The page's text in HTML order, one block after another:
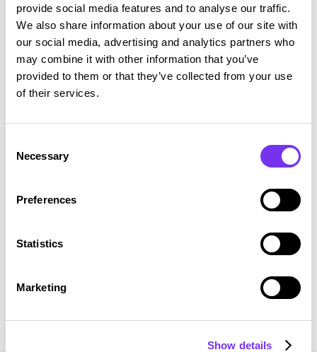
provide social media features and to analyse our traffic.
We also share information about your use of our site with
our social media, advertising and analytics partners who
may combine it with other information that you’ve
provided to them or that they’ve collected from your use
of their services.
Selection
Necessary
Preferences
Statistics
Marketing
Show details
Ota yhteyttä
Kattava ratkaisu korkealaatuisia talous-
ja konsultointipalveluita.
Lue lisää